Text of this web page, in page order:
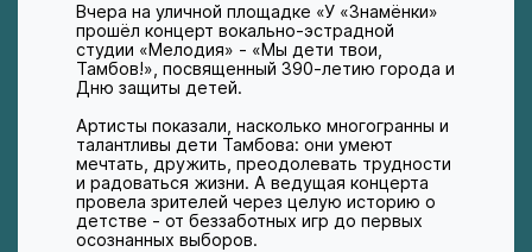
Вчера на уличной площадке «У «Знамёнки»
прошёл концерт вокально-эстрадной
студии «Мелодия» - «Мы дети твои,
Тамбов!», посвященный 390‑летию города и
Дню защиты детей.
Артисты показали, насколько многогранны и
талантливы дети Тамбова: они умеют
мечтать, дружить, преодолевать трудности
и радоваться жизни. А ведущая концерта
провела зрителей через целую историю о
детстве - от беззаботных игр до первых
осознанных выборов.